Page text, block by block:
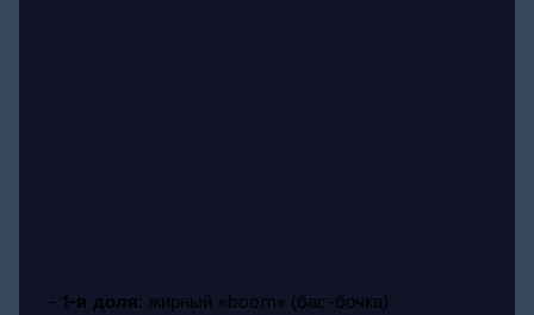
- 1-я доля: жирный «boom» (бас-бочка)